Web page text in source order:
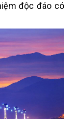
độc đáo có